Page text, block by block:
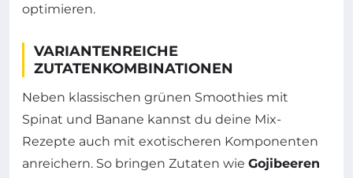
optimieren.
VARIANTENREICHE
ZUTATENKOMBINATIONEN
Neben klassischen grünen Smoothies mit
Spinat und Banane kannst du deine Mix-
Rezepte auch mit exotischeren Komponenten
anreichern. So bringen Zutaten wie Gojibeeren